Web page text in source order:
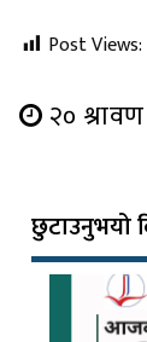
Post Views:
२०
छुटाउनुभयो